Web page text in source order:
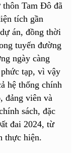
Tam Đô đã
tích gần
án, đồng thời
tuyến đường
ngày càng
tạp, vì vậy
hệ thống chính
đảng viên và
sách, đặc
đai 2024, từ
thực hiện.